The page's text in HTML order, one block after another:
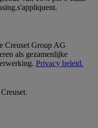
Creuset Group AG
als gezamenlijke
Privacy beleid.